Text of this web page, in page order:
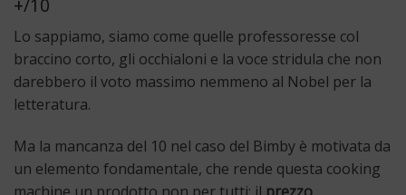
+/10
Lo sappiamo, siamo come quelle professoresse col
braccino corto, gli occhialoni e la voce stridula che non
darebbero il voto massimo nemmeno al Nobel per la
letteratura.
Ma la mancanza del 10 nel caso del Bimby è motivata da
un elemento fondamentale, che rende questa cooking